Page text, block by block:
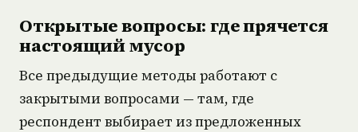
Открытые вопросы: где прячется
настоящий мусор
Все предыдущие методы работают с
закрытыми вопросами — там, где
респондент выбирает из предложенных